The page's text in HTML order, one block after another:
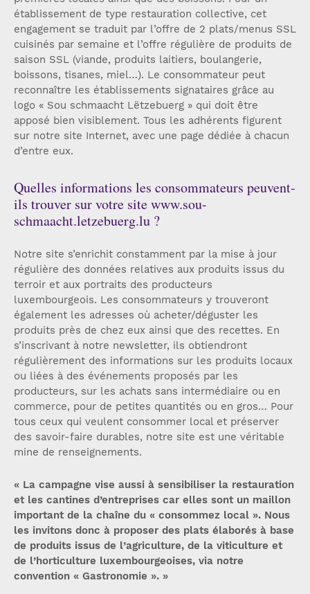
établissement de type restauration collective, cet
engagement se traduit par l’offre de 2 plats/menus SSL
cuisinés par semaine et l’offre régulière de produits de
saison SSL (viande, produits laitiers, boulangerie,
boissons, tisanes, miel…). Le consommateur peut
reconnaître les établissements signataires grâce au
logo « Sou schmaacht Lëtzebuerg » qui doit être
apposé bien visiblement. Tous les adhérents figurent
sur notre site Internet, avec une page dédiée à chacun
d’entre eux.
Quelles informations les consommateurs peuvent-
ils trouver sur votre site www.sou-
schmaacht.letzebuerg.lu ?
Notre site s’enrichit constamment par la mise à jour
régulière des données relatives aux produits issus du
terroir et aux portraits des producteurs
luxembourgeois. Les consommateurs y trouveront
également les adresses où acheter/déguster les
produits près de chez eux ainsi que des recettes. En
s’inscrivant à notre newsletter, ils obtiendront
régulièrement des informations sur les produits locaux
ou liées à des événements proposés par les
producteurs, sur les achats sans intermédiaire ou en
commerce, pour de petites quantités ou en gros… Pour
tous ceux qui veulent consommer local et préserver
des savoir-faire durables, notre site est une véritable
mine de renseignements.
« La campagne vise aussi à sensibiliser la restauration
et les cantines d’entreprises car elles sont un maillon
important de la chaîne du « consommez local ». Nous
les invitons donc à proposer des plats élaborés à base
de produits issus de l’agriculture, de la viticulture et
de l’horticulture luxembourgeoises, via notre
convention « Gastronomie ». »